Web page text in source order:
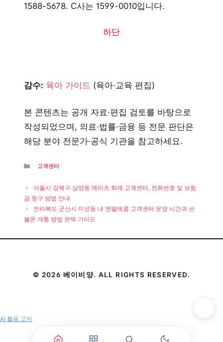
1588-5678. C사는 1599-0010입니다.
하단
감수: 육아 가이드 (육아·교육 편집)
본 콘텐츠는 공개 자료·편집 검토를 바탕으로
작성되었으며, 의료·법률·금융 등 전문 판단은
해당 분야 전문가·공식 기관을 참고하세요.
Categories
고객센터
서울시 강북구 삼양동 메리츠 화재 고객센터, 전화번호 및 보험
금 청구 방법 안내
전라북도 군산시 미성동 내 엔텔레콤 고객센터 운영 시간과 선
불폰 개통 방법 완벽 가이드
© 2026 베이비양. ALL RIGHTS RESERVED.
AI 활용 고지